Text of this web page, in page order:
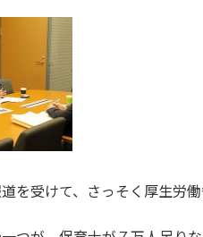
を受けて、さっそく厚生労